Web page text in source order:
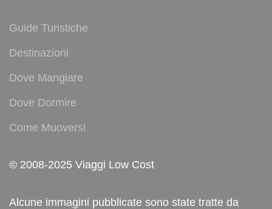
Guide Turistiche
Destinazioni
Dove Mangiare
Dove Dormire
Come Muoversi
© 2008-2025 Viaggi Low Cost
Alcune immagini pubblicate sono state tratte da